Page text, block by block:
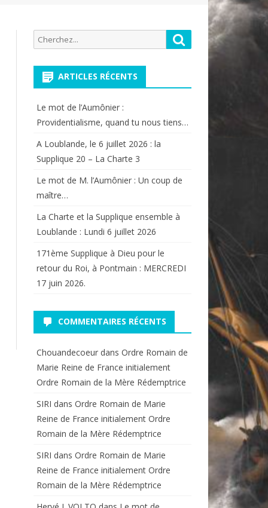
Recherche
pour:
Rechercher
ARTICLES RÉCENTS
Le mot de l’Aumônier :
Providentialisme, quand tu nous tiens…
A Loublande, le 6 juillet 2026 : la
Supplique 20 – La Charte 3
Le mot de M. l’Aumônier : Un coup de
maître…
La Charte et la Supplique ensemble à
Loublande : Lundi 6 juillet 2026
171ème Supplique à Dieu pour le
retour du Roi, à Pontmain : MERCREDI
17 juin 2026.
COMMENTAIRES RÉCENTS
Chouandecoeurdans Ordre Romain de
Marie Reine de France initialement
Ordre Romain de la Mère Rédemptrice
SIRI dans Ordre Romain de Marie
Reine de France initialement Ordre
Romain de la Mère Rédemptrice
SIRI dans Ordre Romain de Marie
Reine de France initialement Ordre
Romain de la Mère Rédemptrice